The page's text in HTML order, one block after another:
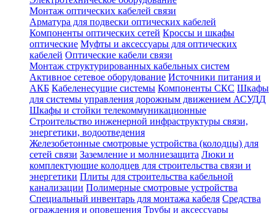
Монтаж оптических кабелей связи
Арматура для подвески оптических кабелей
Компоненты оптических сетей Кроссы и шкафы
оптические Муфты и аксессуары для оптических
кабелей Оптические кабели связи
Монтаж структурированных кабельных систем
Активное сетевое оборудование Источники питания и
АКБ Кабеленесущие системы Компоненты СКС Шкафы
для системы управления дорожным движением АСУДД
Шкафы и стойки телекоммуникационные
Строительство инженерной инфраструктуры связи,
энергетики, водоотведения
Железобетонные смотровые устройства (колодцы) для
сетей связи Заземление и молниезащита Люки и
комплектующие колодцев для строительства связи и
энергетики Плиты для строительства кабельной
канализации Полимерные смотровые устройства
Специальный инвентарь для монтажа кабеля Средства
ограждения и оповещения Трубы и аксессуары